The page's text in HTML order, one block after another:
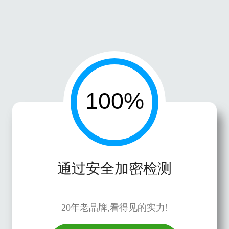
通过安全加密检测
20年老品牌,看得见的实力!